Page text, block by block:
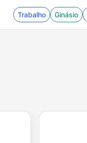
Trabalho Ginásio